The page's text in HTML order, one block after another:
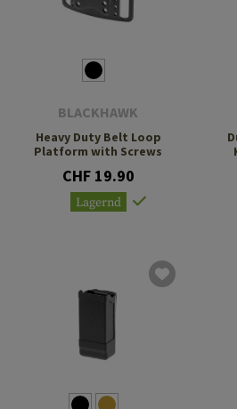
BLACKHAWK
Heavy Duty Belt Loop
Platform with Screws
CHF 19.90
Lagernd